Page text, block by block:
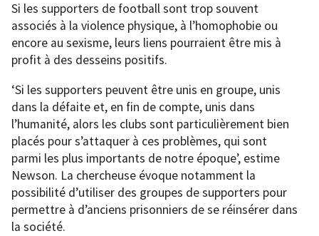
Si les supporters de football sont trop souvent
associés à la violence physique, à l’homophobie ou
encore au sexisme, leurs liens pourraient être mis à
profit à des desseins positifs.
‘Si les supporters peuvent être unis en groupe, unis
dans la défaite et, en fin de compte, unis dans
l’humanité, alors les clubs sont particulièrement bien
placés pour s’attaquer à ces problèmes, qui sont
parmi les plus importants de notre époque’, estime
Newson. La chercheuse évoque notamment la
possibilité d’utiliser des groupes de supporters pour
permettre à d’anciens prisonniers de se réinsérer dans
la société.